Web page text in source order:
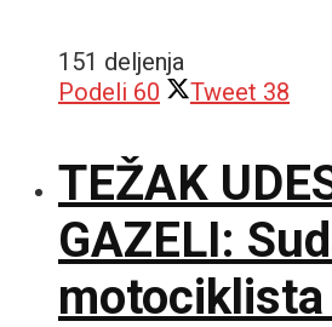
151 deljenja
Podeli 60 Tweet 38
TEŽAK
GAZELI: